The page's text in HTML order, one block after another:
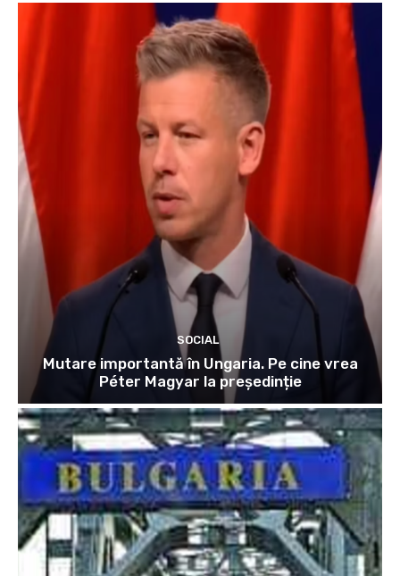
SOCIAL
Mutare importantă în Ungaria. Pe cine vrea
Péter Magyar la președinție